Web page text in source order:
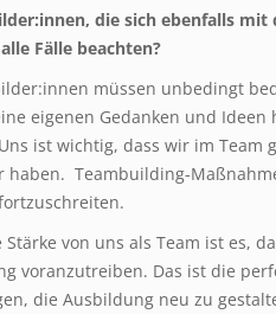
die sich ebenfalls
Fälle beachten?
müssen unbedingt
eigenen Gedanken und Ideen
ist wichtig, dass wir im Team
haben. Teambuilding-
Stärke von uns als Team ist es,
voranzutreiben. Das ist die
die Ausbildung neu zu